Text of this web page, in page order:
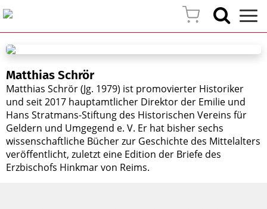
Matthias Schrör
Matthias Schrör (Jg. 1979) ist promovierter Historiker
und seit 2017 hauptamtlicher Direktor der Emilie und
Hans Stratmans-Stiftung des Historischen Vereins für
Geldern und Umgegend e. V. Er hat bisher sechs
wissenschaftliche Bücher zur Geschichte des Mittelalters
veröffentlicht, zuletzt eine Edition der Briefe des
Erzbischofs Hinkmar von Reims.